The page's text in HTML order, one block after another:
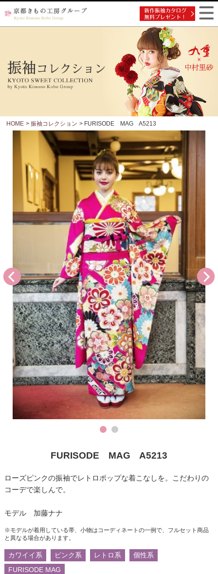
HOME >振袖コレクション > FURISODE MAG A5213
FURISODE MAG A5213
ローズピンクの振袖でレトロポップな着こなしを。こだわりの
コーデで楽しんで。
モデル 加藤ナナ
※モデルが着用している帯、小物はコーディネートの一例で、フルセット商品
と異なる場合があります。
カワイイ系 ピンク系 レトロ系
個性系
FURISODE MAG